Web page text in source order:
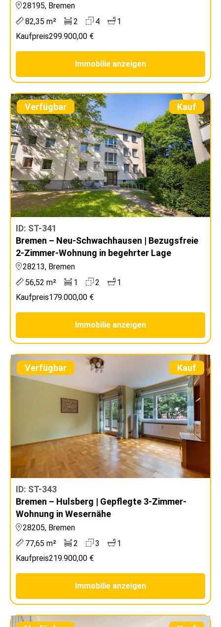
28195, Bremen
82,35 m²
2 4
1
Kaufpreis299.900,00 €
Immobilie anzeigen
Verfügbar Kauf
ID: ST-341
Bremen – Neu-Schwachhausen | Bezugsfreie
2-Zimmer-Wohnung in begehrter Lage
28213, Bremen
56,52 m²
1 2
1
Kaufpreis179.000,00 €
Immobilie anzeigen
Verfügbar Kauf
ID: ST-343
Bremen – Hulsberg | Gepflegte 3-Zimmer-
Wohnung in Wesernähe
28205, Bremen
77,65 m²
2 3
1
Kaufpreis219.900,00 €
Immobilie anzeigen